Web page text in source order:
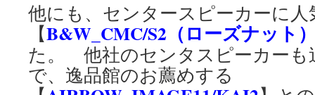
他にも、センタースピーカーに人
【B&W_CMC/S2（ローズナット
た。 他社のセンタスピーカーも
で、逸品館のお薦めする